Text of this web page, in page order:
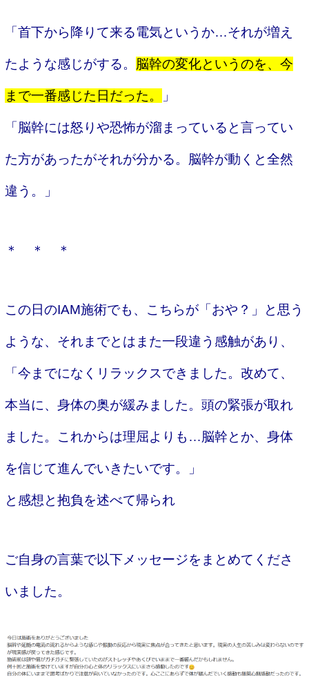
「首下から降りて来る電気というか…それが増え
たような感じがする。 脳幹の変化というのを、今
まで一番感じた日だった。 」
「脳幹には怒りや恐怖が溜まっていると言ってい
た方があったがそれが分かる。脳幹が動くと全然
違う。」
＊ ＊ ＊
この日のIAM施術でも、こちらが「おや？」と思う
ような、それまでとはまた一段違う感触があり、
「今までになくリラックスできました。改めて、
本当に、身体の奥が緩みました。頭の緊張が取れ
ました。これからは理屈よりも…脳幹とか、身体
を信じて進んでいきたいです。」
と感想と抱負を述べて帰られ
ご自身の言葉で以下メッセージをまとめてくださ
いました。